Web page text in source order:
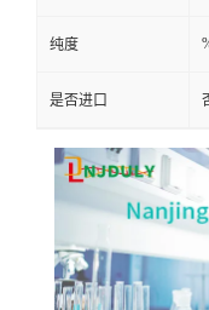
纯度
是否进口